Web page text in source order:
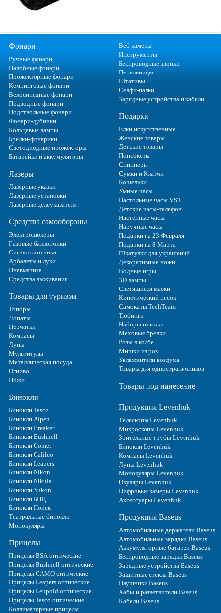
Фонари
Ручные фонари
Налобные фонари
Прожекторные фонари
Кемпинговые фонари
Велосипедные фонари
Подводные фонари
Подствольные фонари
Фонари-дубинки
Кольцевые лампы
Брелки-фонарики
Светодиодные прожекторы
Батарейки и аккумуляторы
Лазеры
Лазерные указки
Лазерные установки
Лазерные целеуказатели
Средства самообороны
Электрошокеры
Газовые баллончики
Сигнал охотника
Арбалеты и луки
Пневматика
Средства выживания
Товары для туризма
Топоры
Лопаты
Перчатки
Компасы
Лупы
Мультитулы
Металлическая посуда
Огниво
Ножи
Бинокли
Бинокли Tasco
Бинокли Alpen
Бинокли Breaker
Бинокли Bushnell
Бинокли Comet
Бинокли Galileo
Бинокли Leapers
Бинокли Nikon
Бинокли Nikula
Бинокли Yukon
Бинокли БПЦ
Бинокли Поиск
Театральные бинокли
Монокуляры
Прицелы
Прицелы BSA оптические
Прицелы Bushnell оптические
Прицелы GAMO оптические
Прицелы Leapers оптические
Прицелы Leupold оптические
Прицелы Tasco оптические
Коллиматорные прицелы
Веб камеры
Инструменты
Беспроводные звонки
Пепельницы
Штативы
Селфи-палки
Зарядные устройства и кабели
Подарки
Ёлки искусственные
Женские товары
Детские товары
Попсокеты
Спиннеры
Сумки и Клатчи
Кошельки
Умные часы
Настольные часы VST
Детские часы-телефон
Настенные часы
Наручные часы
Подарки на 23 Февраля
Подарки на 8 Марта
Шкатулки для украшений
Декоративные ножи
Водные игры
3D лампы
Светящиеся маски
Кинетический песок
Самокаты TechTeam
Тюбинги
Наборы из кожи
Меховые брелки
Розы в колбе
Мишки из роз
Увлажнители воздуха
Товары для одностраничников
Товары под нанесение
Продукция Levenhuk
Телескопы Levenhuk
Микроскопы Levenhuk
Зрительные трубы Levenhuk
Бинокли Levenhuk
Компасы Levenhuk
Лупы Levenhuk
Монокуляры Levenhuk
Окуляры Levenhuk
Цифровые камеры Levenhuk
Аксессуары Levenhuk
Продукция Baseus
Автомобильные держатели Baseus
Автомобильные зарядки Baseus
Аккумуляторные батареи Baseus
Беспроводные зарядки Baseus
Зарядные устройства Baseus
Защитные стекла Baseus
Наушники Baseus
Хабы и разветвители Baseus
Кабели Baseus